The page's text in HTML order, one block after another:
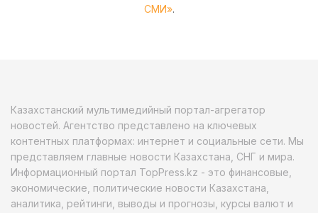
СМИ».
Казахстанский мультимедийный портал-агрегатор
новостей. Агентство представлено на ключевых
контентных платформах: интернет и социальные сети. Мы
представляем главные новости Казахстана, СНГ и мира.
Информационный портал TopPress.kz - это финансовые,
экономические, политические новости Казахстана,
аналитика, рейтинги, выводы и прогнозы, курсы валют и